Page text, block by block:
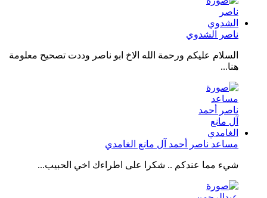
ناصر الشدوي
السلام عليكم ورحمة الله الاخ ابو ناصر وددت تصحيح معلومة
هنا...
مساعد ناصر أحمد آل مانع الغامدي
شيء مما عندكم .. شكرا على اطراءك اخي الحبيب...